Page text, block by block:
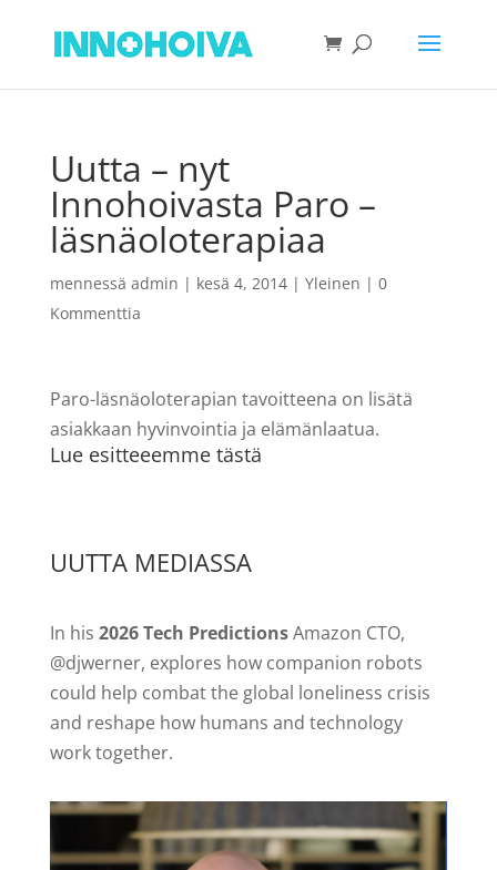
Uutta – nyt
Innohoivasta Paro –
läsnäoloterapiaa
mennessä admin | kesä 4, 2014| Yleinen | 0
Kommenttia
Paro-läsnäoloterapian tavoitteena on lisätä
asiakkaan hyvinvointia ja elämänlaatua.
Lue esitteeemme tästä
UUTTA MEDIASSA
In his 2026 Tech PredictionsAmazon CTO,
@djwerner, explores how companion robots
could help combat the global loneliness crisis
and reshape how humans and technology
work together.